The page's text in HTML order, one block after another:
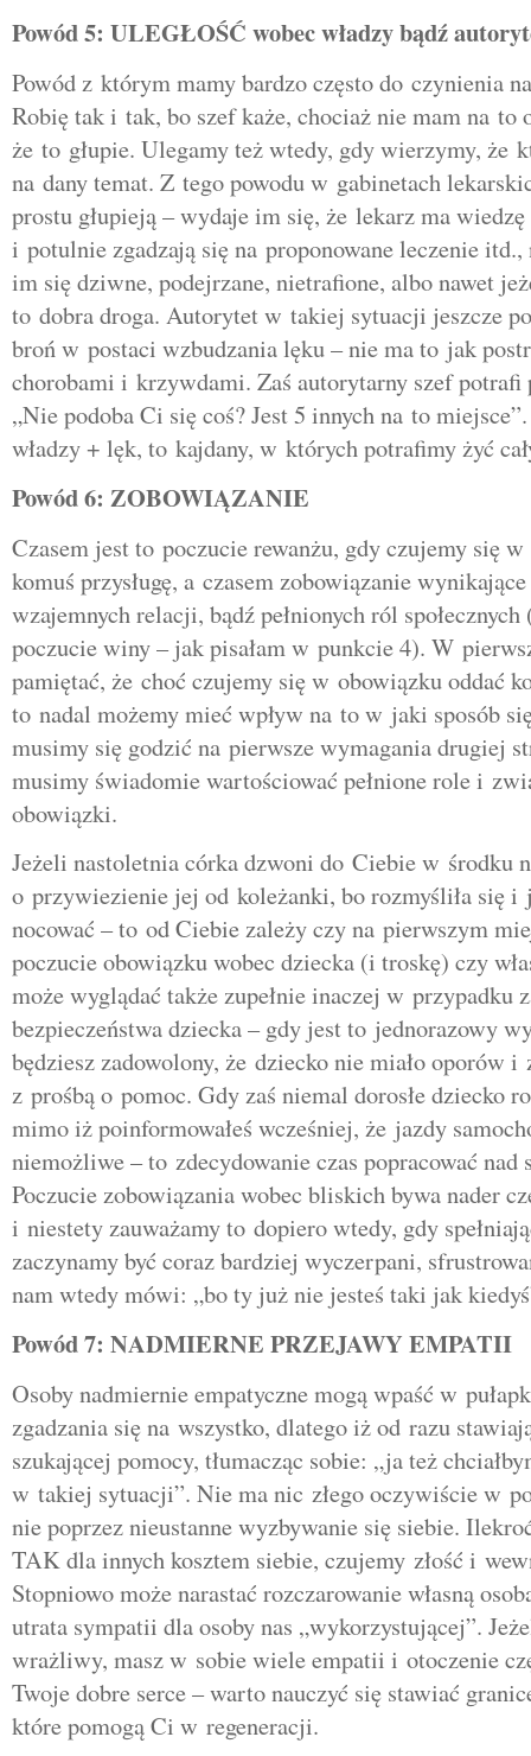
Powód 5: ULEGŁOŚĆ wobec władzy bądź
Powód z którym mamy bardzo często do czynienia
Robię tak i tak, bo szef każe, chociaż nie mam na to
że to głupie. Ulegamy też wtedy, gdy wierzymy, że
na dany temat. Z tego powodu w gabinetach
prostu głupieją – wydaje im się, że lekarz ma
i potulnie zgadzają się na proponowane leczenie
im się dziwne, podejrzane, nietrafione, albo nawet
to dobra droga. Autorytet w takiej sytuacji jeszcze
broń w postaci wzbudzania lęku – nie ma to jak
chorobami i krzywdami. Zaś autorytarny szef
„Nie podoba Ci się coś? Jest 5 innych na to
władzy + lęk, to kajdany, w których potrafimy żyć
Powód 6: ZOBOWIĄZANIE
Czasem jest to poczucie rewanżu, gdy czujemy się
komuś przysługę, a czasem zobowiązanie
wzajemnych relacji, bądź pełnionych ról
poczucie winy – jak pisałam w punkcie 4). W
pamiętać, że choć czujemy się w obowiązku oddać
to nadal możemy mieć wpływ na to w jaki sposób
musimy się godzić na pierwsze wymagania drugiej
musimy świadomie wartościować pełnione role i
obowiązki.
Jeżeli nastoletnia córka dzwoni do Ciebie w środku
o przywiezienie jej od koleżanki, bo rozmyśliła się i
nocować – to od Ciebie zależy czy na pierwszym
poczucie obowiązku wobec dziecka (i troskę) czy
może wyglądać także zupełnie inaczej w przypadku
bezpieczeństwa dziecka – gdy jest to jednorazowy
będziesz zadowolony, że dziecko nie miało oporów
z prośbą o pomoc. Gdy zaś niemal dorosłe dziecko
mimo iż poinformowałeś wcześniej, że jazdy
niemożliwe – to zdecydowanie czas popracować nad
Poczucie zobowiązania wobec bliskich bywa nader
i niestety zauważamy to dopiero wtedy, gdy
zaczynamy być coraz bardziej wyczerpani,
nam wtedy mówi: „bo ty już nie jesteś taki jak
Powód 7: NADMIERNE PRZEJAWY EMPATII
Osoby nadmiernie empatyczne mogą wpaść w
zgadzania się na wszystko, dlatego iż od razu
szukającej pomocy, tłumacząc sobie: „ja też
w takiej sytuacji”. Nie ma nic złego oczywiście w
nie poprzez nieustanne wyzbywanie się siebie.
TAK dla innych kosztem siebie, czujemy złość i
Stopniowo może narastać rozczarowanie własną
utrata sympatii dla osoby nas „wykorzystującej”.
wrażliwy, masz w sobie wiele empatii i otoczenie
Twoje dobre serce – warto nauczyć się stawiać
które pomogą Ci w regeneracji.